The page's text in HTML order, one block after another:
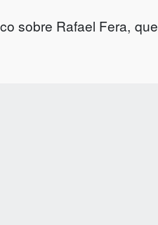
sobre Rafael Fera, que